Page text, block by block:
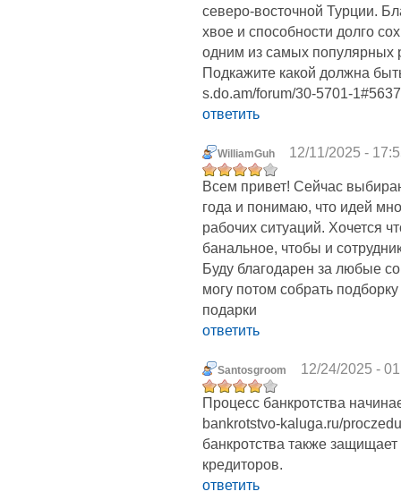
северо-восточной Турции.
хвое и способности долго
одним из самых популярных
Подкажите какой должна
s.do.am/forum/30-5701-
ответить
WilliamGuh 12/11/2025 -
Всем привет! Сейчас
года и понимаю, что идей
рабочих ситуаций. Хочется
банальное, чтобы и
Буду благодарен за любые
могу потом собрать
подарки
ответить
Santosgroom 12/24/2025 -
Процесс банкротства
bankrotstvo-kaluga.ru/
банкротства также
кредиторов.
ответить